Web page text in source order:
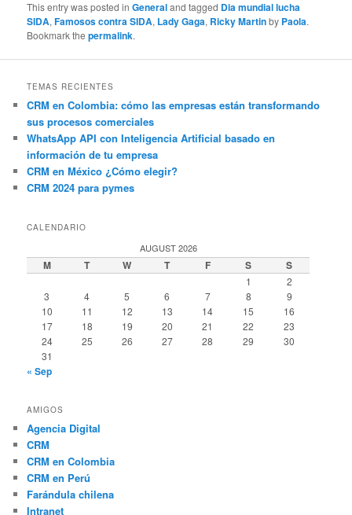
This entry was posted inGeneraland tagged Dia mundial lucha
SIDA,Famosos contra SIDA, Lady Gaga, Ricky Martinby Paola.
Bookmark thepermalink.
TEMAS RECIENTES
CRM en Colombia: cómo las empresas están transformando
sus procesos comerciales
WhatsApp API con Inteligencia Artificial basado en
información de tu empresa
CRM en México ¿Cómo elegir?
CRM 2024 para pymes
CALENDARIO
AUGUST 2026
M T W T F S S
1
2
3
4 5 6 7 8
9
10
11 12 13 14 15
16
17
18 19 20 21 22
23
24
25 26 27 28 29
30
31
« Sep
AMIGOS
Agencia Digital
CRM
CRM en Colombia
CRM en Perú
Farándula chilena
Intranet